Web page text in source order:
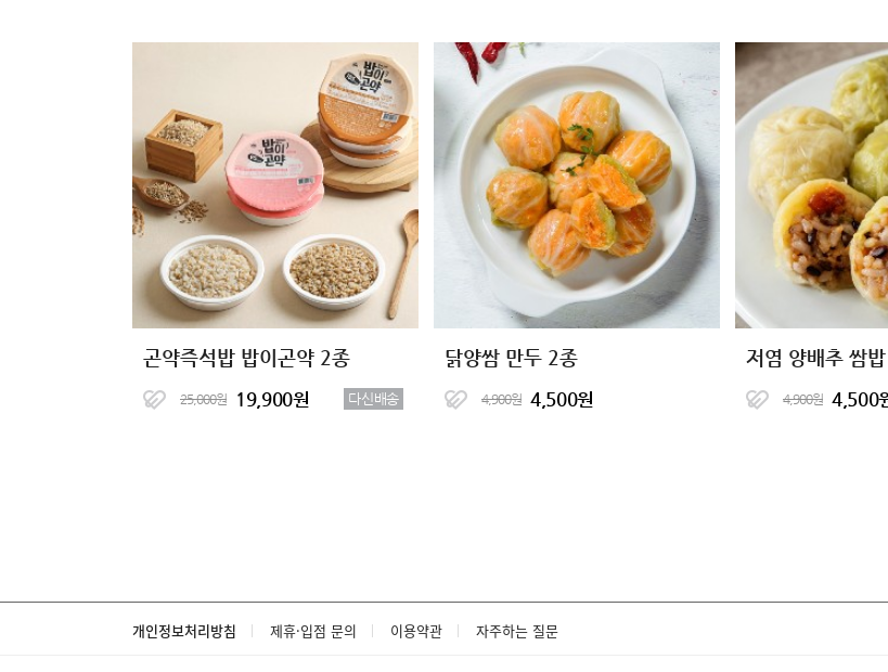
곤약즉석밥 밥이곤약 2종
25,000원 19,900원 다신배송
닭양쌈 만두 2종
4,900원 4,500원
저염 양배추 쌈밥
4,900원 4,500
개인정보처리방침 제휴·입점 문의 이용약관 자주하는 질문